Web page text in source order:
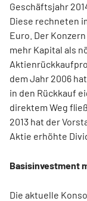
Geschäftsjahr
Diese rechneten
Euro. Der
mehr Kapital als
dem Jahr 2006
in den Rückkauf
direktem Weg
2013 hat der
Aktie erhöhte
Basisinvestment
Die aktuelle